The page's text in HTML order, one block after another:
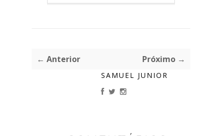
← Anterior Próximo →
SAMUEL JUNIOR